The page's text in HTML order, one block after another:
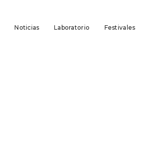
Noticias Laboratorio Festivales